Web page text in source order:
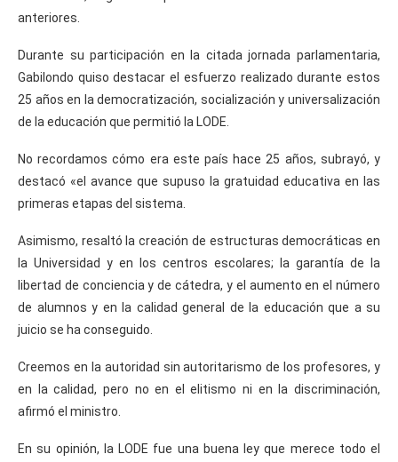
anteriores.
Durante su participación en la citada jornada parlamentaria,
Gabilondo quiso destacar el esfuerzo realizado durante estos
25 años en la democratización, socialización y universalización
de la educación que permitió la LODE.
No recordamos cómo era este país hace 25 años, subrayó, y
destacó «el avance que supuso la gratuidad educativa en las
primeras etapas del sistema.
Asimismo, resaltó la creación de estructuras democráticas en
la Universidad y en los centros escolares; la garantía de la
libertad de conciencia y de cátedra, y el aumento en el número
de alumnos y en la calidad general de la educación que a su
juicio se ha conseguido.
Creemos en la autoridad sin autoritarismo de los profesores, y
en la calidad, pero no en el elitismo ni en la discriminación,
afirmó el ministro.
En su opinión, la LODE fue una buena ley que merece todo el